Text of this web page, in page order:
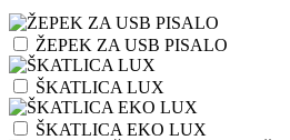
ŽEPEK ZA USB PISALO
ŠKATLICA LUX
ŠKATLICA EKO LUX